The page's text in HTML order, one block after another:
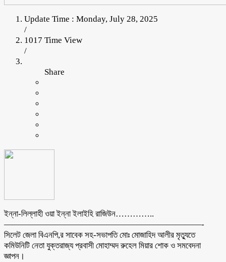
Update Time : Monday, July 28, 2025
/
1017 Time View
/
Share
ইন্না-লিল্লাহী ওয়া ইন্না ইলাইহি রাজিউন…………..
———————————————————————-
সিলেট জেলা বিএনপি,র সাবেক সহ-সভাপতি মোঃ মোজাহিদ আলীর মৃত্যুতে
কমিউনিটি নেতা যুক্তরাজ্য প্রবাসী মোহাম্মদ রুহেল মিয়ার শোক ও সমবেদনা
জ্ঞাপন।